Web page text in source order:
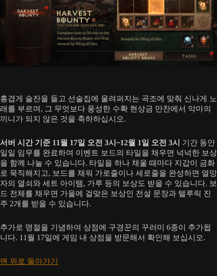
흥겹게 술잔을 들고 선술집에 울려퍼지는 곡조에 맞춰 신나게 노
래를 부르며, 그 무엇보다 풍성한 수확 현상금 만찬에서 악마의
끼니가 되지 않은 것을 축하하십시오.
서버 시간 기준 11월 17일 오전 3시~12월 1일 오전 3시
기간 동안
일일 임무를 완료하여 이벤트 보드의 타일을 채우면 넉넉한 보상
을 함께 나눌 수 있습니다. 타일을 하나 채울 때마다 지갑이 금화
로 묵직해지고, 보드를 채워 가로줄이나 세로줄을 완성하면 열망
자의 열쇠와 세트 아이템, 가루 등의 보상도 받을 수 있습니다. 보
드 전체를 채우면 가을에 걸맞은 보상인 전설 문장과 텔루릭 진
주 2개를 받을 수 있습니다.
추가로 명절을 기념하여 상점에 구경꾼의 꾸러미 6종이 추가됩
니다. 11월 17일에 게임 내 상점을 방문해서 확인해 보십시오.
맨 위로 돌아가기